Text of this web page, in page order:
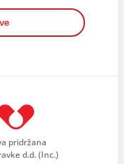
pridržana
d.d. (Inc.)